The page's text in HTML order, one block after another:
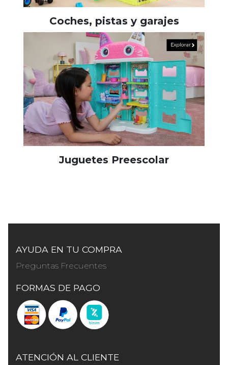
Coches, pistas y garajes
Juguetes Preescolar
AYUDA EN TU COMPRA
Preguntas Frecuentes
FORMAS DE PAGO
ATENCIÓN AL CLIENTE